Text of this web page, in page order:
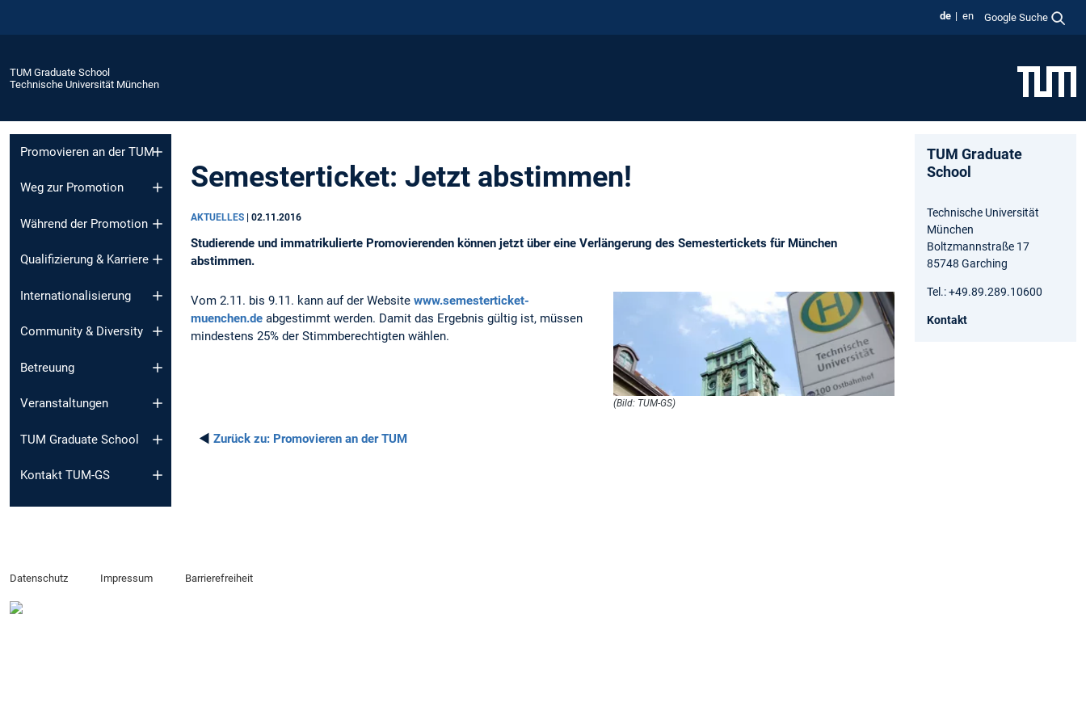
de en Google Suche
TUM Graduate School
Technische Universität München
Promovieren an der TUM
Weg zur Promotion
Während der Promotion
Qualifizierung & Karriere
Internationalisierung
Community & Diversity
Betreuung
Veranstaltungen
TUM Graduate School
Kontakt TUM-GS
Semesterticket: Jetzt abstimmen!
AKTUELLES | 02.11.2016
Studierende und immatrikulierte Promovierenden können jetzt über eine Verlängerung des Semestertickets für München
abstimmen.
(Bild: TUM-GS)
Vom 2.11. bis 9.11. kann auf der Website www.semesterticket-
muenchen.de abgestimmt werden. Damit das Ergebnis gültig ist, müssen
mindestens 25% der Stimmberechtigten wählen.
◄ Zurück zu: Promovieren an der TUM
TUM Graduate
School
Technische Universität
München
Boltzmannstraße 17
85748 Garching
Tel.: +49.89.289.10600
Kontakt
Datenschutz Impressum Barrierefreiheit